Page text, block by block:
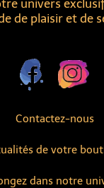
Contactez-nous
de votre
univers
de plaisir et de
dans notre